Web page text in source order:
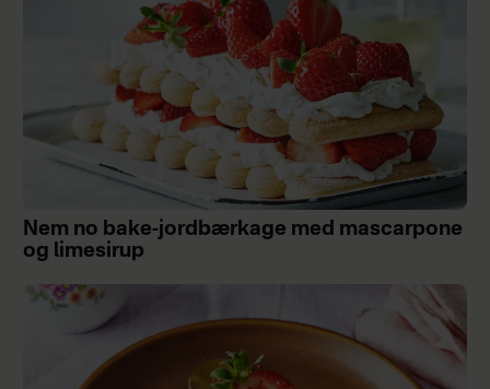
Nem no bake-jordbærkage med mascarpone
og limesirup